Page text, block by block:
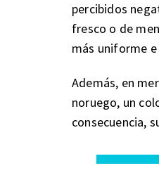
percibidos
fresco o de
más uniforme
Además, en
noruego, un
consecuencia,